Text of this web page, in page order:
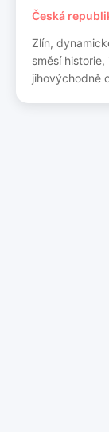
Česká
Zlín,
směsí
jihovýchodně